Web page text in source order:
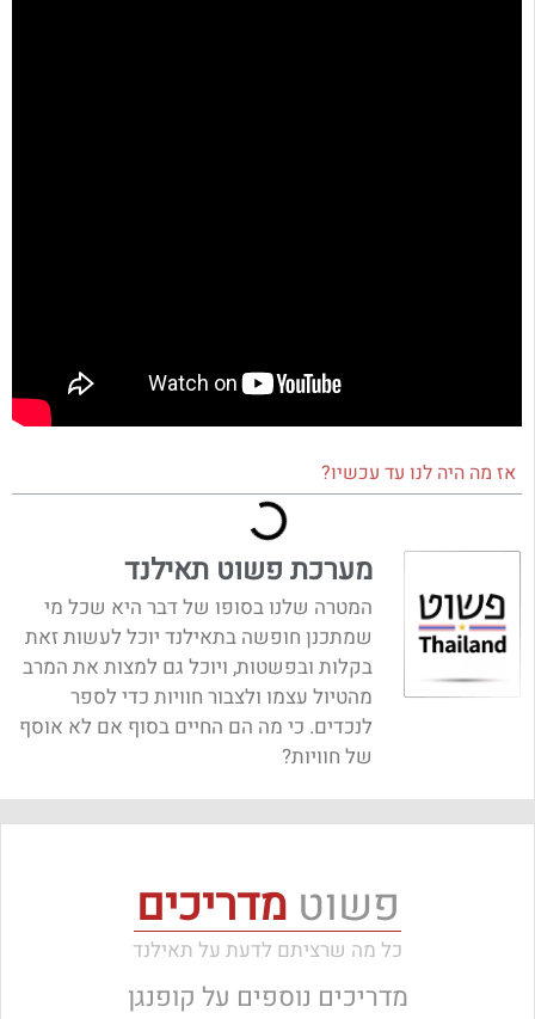
אז מה היה לנו עד עכשיו?
מערכת פשוט תאילנד
המטרה שלנו בסופו של דבר היא שכל מי
שמתכנן חופשה בתאילנד יוכל לעשות זאת
בקלות ובפשטות, ויוכל גם למצות את המרב
מהטיול עצמו ולצבור חוויות כדי לספר
לנכדים. כי מה הם החיים בסוף אם לא אוסף
של חוויות?
פשוטמדריכים
כל מה שרציתם לדעת על תאילנד
מדריכים נוספים על קופנגן